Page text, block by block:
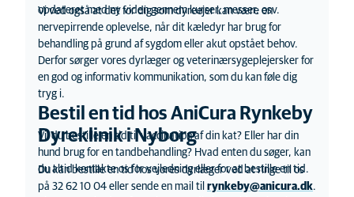
opdateret med ny viden gennem kurser, messer, osv.
Vi ved også at det for dig som dyreejer kan være en
nervepirrende oplevelse, når dit kæledyr har brug for
behandling på grund af sygdom eller akut opstået behov.
Derfor sørger vores dyrlæger og veterinærsygeplejersker for
en god og informativ kommunikation, som du kan føle dig
tryg i.
Bestil en tid hos AniCura Rynkeby
Dyreklinik i Nyborg
Vil du bestille en tid til vaccination af din kat? Eller har din
hund brug for en tandbehandling? Hvad enten du søger, kan
du altid kontakte os for vejledning eller for at bestille en tid.
Du kan bestille en tid hos vores dyrlæger ved at ringe til os
på 32 62 10 04 eller sende en mail til rynkeby@anicura.dk.